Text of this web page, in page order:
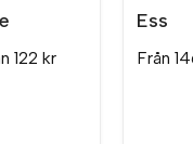
122 kr
Ess
Från